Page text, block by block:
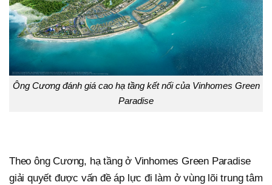
Ông Cương đánh giá cao hạ tầng kết nối của Vinhomes Green
Paradise
Theo ông Cương, hạ tầng ở Vinhomes Green Paradise
giải quyết được vấn đề áp lực đi làm ở vùng lõi trung tâm